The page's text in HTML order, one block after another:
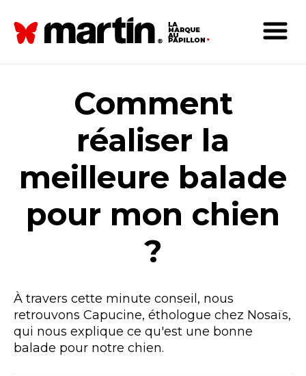
Comment
réaliser la
meilleure balade
pour mon chien
?
À travers cette minute conseil, nous
retrouvons Capucine, éthologue chez Nosaïs,
qui nous explique ce qu'est une bonne
balade pour notre chien.